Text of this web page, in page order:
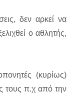
δεν αρκεί να
ο αθλητής,
(κυρίως)
τους π.χ από την